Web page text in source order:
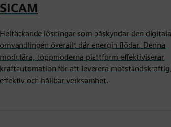
SICAM
Heltäckande lösningar som påskyndar den digitala
omvandlingen överallt där energin flödar. Denna
modulära, toppmoderna plattform effektiviserar
kraftautomation för att leverera motståndskraftig,
effektiv och hållbar verksamhet.